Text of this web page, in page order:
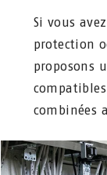
Si vous
protection
proposons
combinées